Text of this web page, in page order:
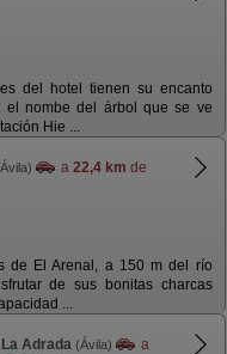
del hotel tienen su encanto
el nombe del árbol que se ve
Hie ...
a 22,4 km de
de El Arenal, a 150 m del río
de sus bonitas charcas
...
La Adrada (Ávila)
a